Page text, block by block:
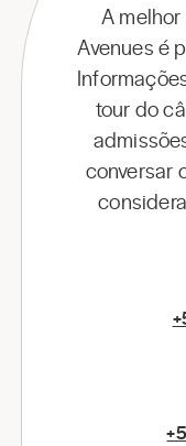
A
Avenues é
tour do
conversar